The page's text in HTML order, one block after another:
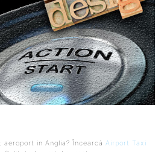
in Anglia? Încearcă Airport Taxi